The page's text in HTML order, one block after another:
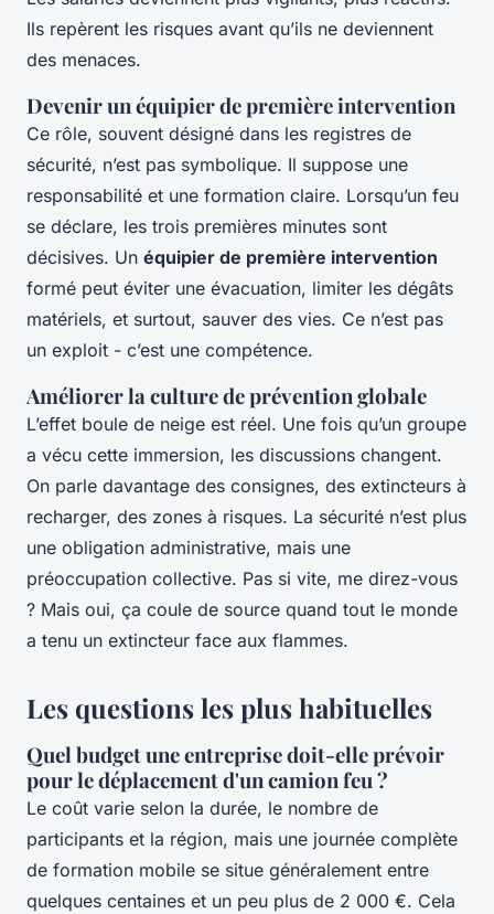
Ils repèrent les risques avant qu’ils ne deviennent
des menaces.
Devenir un équipier de première intervention
Ce rôle, souvent désigné dans les registres de
sécurité, n’est pas symbolique. Il suppose une
responsabilité et une formation claire. Lorsqu’un feu
se déclare, les trois premières minutes sont
décisives. Un équipier de première intervention
formé peut éviter une évacuation, limiter les dégâts
matériels, et surtout, sauver des vies. Ce n’est pas
un exploit - c’est une compétence.
Améliorer la culture de prévention globale
L’effet boule de neige est réel. Une fois qu’un groupe
a vécu cette immersion, les discussions changent.
On parle davantage des consignes, des extincteurs à
recharger, des zones à risques. La sécurité n’est plus
une obligation administrative, mais une
préoccupation collective. Pas si vite, me direz-vous
? Mais oui, ça coule de source quand tout le monde
a tenu un extincteur face aux flammes.
Les questions les plus habituelles
Quel budget une entreprise doit-elle prévoir
pour le déplacement d'un camion feu ?
Le coût varie selon la durée, le nombre de
participants et la région, mais une journée complète
de formation mobile se situe généralement entre
quelques centaines et un peu plus de 2 000 €. Cela